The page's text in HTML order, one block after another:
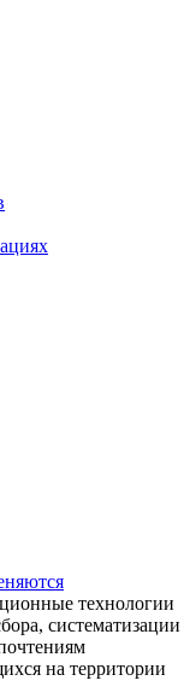
технологии
систематизации
на территории